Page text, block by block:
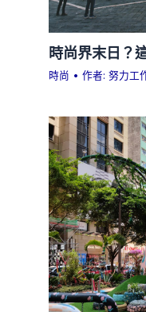
時尚界末日？
時尚 • 作者:努力工